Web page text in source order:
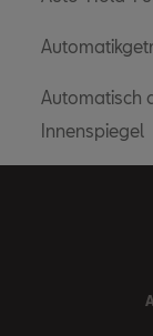
Automatisch
Innenspiegel